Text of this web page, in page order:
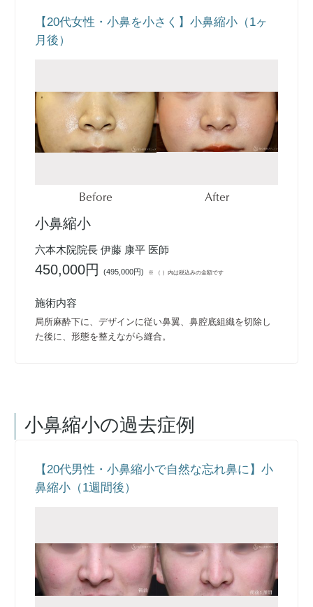
【20代女性・小鼻を小さく】小鼻縮小（1ヶ
月後）
Before After
小鼻縮小
六本木院院長 伊藤 康平 医師
450,000円(495,000円) ※ （ ）内は税込みの金額です
施術内容
局所麻酔下に、デザインに従い鼻翼、鼻腔底組織を切除し
た後に、形態を整えながら縫合。
小鼻縮小の過去症例
【20代男性・小鼻縮小で自然な忘れ鼻に】小
鼻縮小（1週間後）